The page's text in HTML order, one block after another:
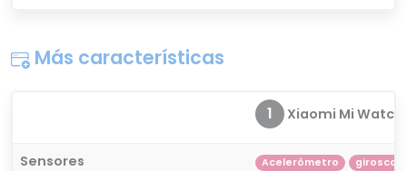
Más características
1 Xiaomi Mi Watch
Sensores Acelerómetro